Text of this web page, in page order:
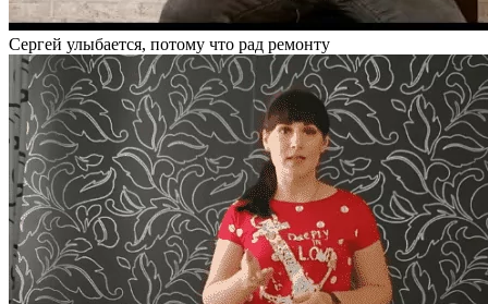
Сергей улыбается, потому что рад ремонту